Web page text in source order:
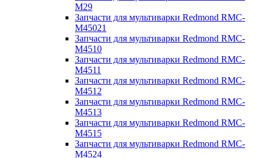
M29
Запчасти для мультиварки Redmond RMC-
M45021
Запчасти для мультиварки Redmond RMC-
M4510
Запчасти для мультиварки Redmond RMC-
M4511
Запчасти для мультиварки Redmond RMC-
M4512
Запчасти для мультиварки Redmond RMC-
M4513
Запчасти для мультиварки Redmond RMC-
M4515
Запчасти для мультиварки Redmond RMC-
M4524